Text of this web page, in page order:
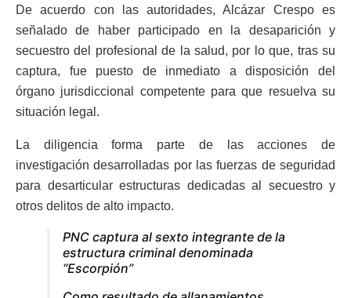
De acuerdo con las autoridades, Alcázar Crespo es
señalado de haber participado en la desaparición y
secuestro del profesional de la salud, por lo que, tras su
captura, fue puesto de inmediato a disposición del
órgano jurisdiccional competente para que resuelva su
situación legal.
La diligencia forma parte de las acciones de
investigación desarrolladas por las fuerzas de seguridad
para desarticular estructuras dedicadas al secuestro y
otros delitos de alto impacto.
PNC captura al sexto integrante de la
estructura criminal denominada
“Escorpión”